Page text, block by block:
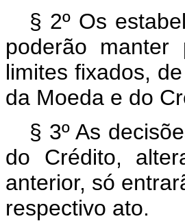
§ 2º Os
poderão manter
limites fixados,
da Moeda e do
§ 3º As
do Crédito,
anterior, só
respectivo ato.